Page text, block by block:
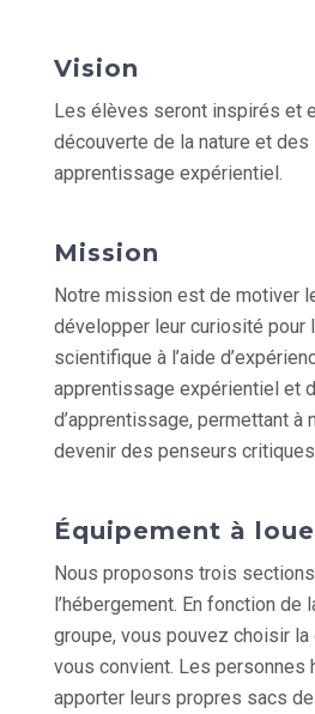
Vision
Les élèves seront inspirés et
découverte de la nature et des
apprentissage expérientiel.
Mission
Notre mission est de motiver
développer leur curiosité pour
scientifique à l’aide
apprentissage expérientiel et
d’apprentissage, permettant à
devenir des penseurs
Équipement à
Nous proposons trois
l’hébergement. En fonction de
groupe, vous pouvez choisir
vous convient. Les personnes
apporter leurs propres sacs